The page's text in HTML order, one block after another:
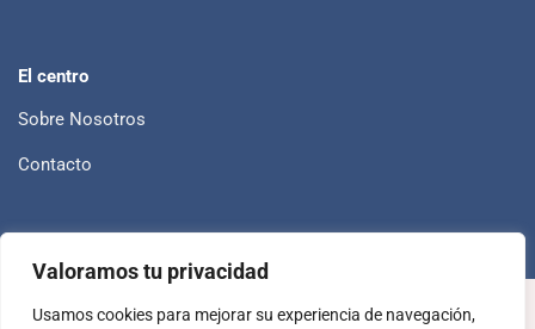
Valoramos tu privacidad
Usamos cookies para mejorar su experiencia de navegación,
El centro
Sobre Nosotros
Contacto